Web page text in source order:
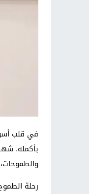
في قلب
بأكمله.
رحلة